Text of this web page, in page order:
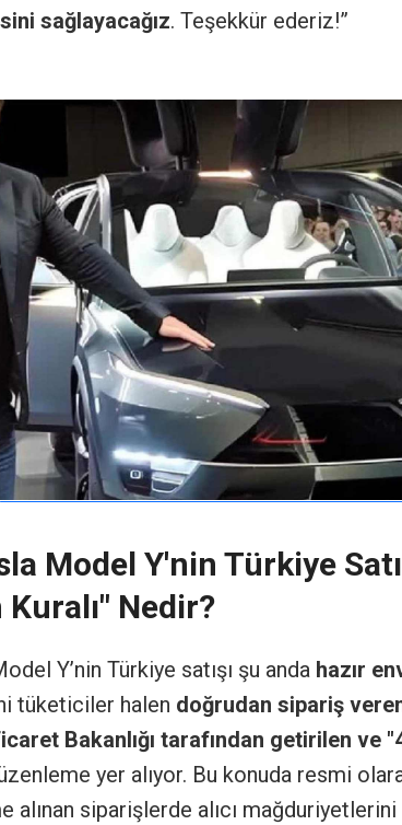
sağlayacağız. Teşekkür ederiz!”
Model Y'nin Türkiye
Kuralı" Nedir?
Y’nin Türkiye satışı şu anda hazır
tüketiciler halen doğrudan sipariş
Bakanlığı tarafından getirilen ve
yer alıyor. Bu konuda resmi
alınan siparişlerde alıcı